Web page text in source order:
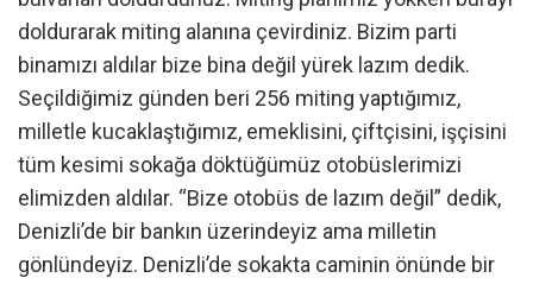
doldurarak miting alanına çevirdiniz. Bizim parti
binamızı aldılar bize bina değil yürek lazım dedik.
Seçildiğimiz günden beri 256 miting yaptığımız,
milletle kucaklaştığımız, emeklisini, çiftçisini, işçisini
tüm kesimi sokağa döktüğümüz otobüslerimizi
elimizden aldılar. “Bize otobüs de lazım değil” dedik,
Denizli’de bir bankın üzerindeyiz ama milletin
gönlündeyiz. Denizli’de sokakta caminin önünde bir